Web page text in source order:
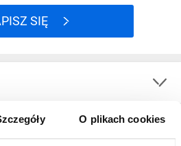
O plikach cookies
SIĘ